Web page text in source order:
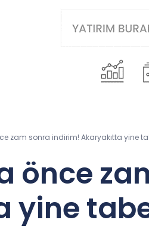
zam sonra indirim! Akaryakıtta yine
önce
yine